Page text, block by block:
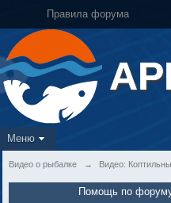
Правила форума
Меню
Видео о рыбалке → Видео:
Помощь по